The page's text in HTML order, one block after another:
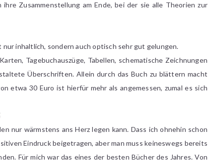
Zusammenstellung am Ende, bei der sie alle Theorien zur
inhaltlich, sondern auch optisch sehr gut gelungen.
Tagebuchauszüge, Tabellen, schematische Zeichnungen
Überschriften. Allein durch das Buch zu blättern macht
etwa 30 Euro ist hierfür mehr als angemessen, zumal es sich
nur wärmstens ans Herz legen kann. Dass ich ohnehin schon
Eindruck beigetragen, aber man muss keineswegs bereits
Für mich war das eines der besten Bücher des Jahres. Von